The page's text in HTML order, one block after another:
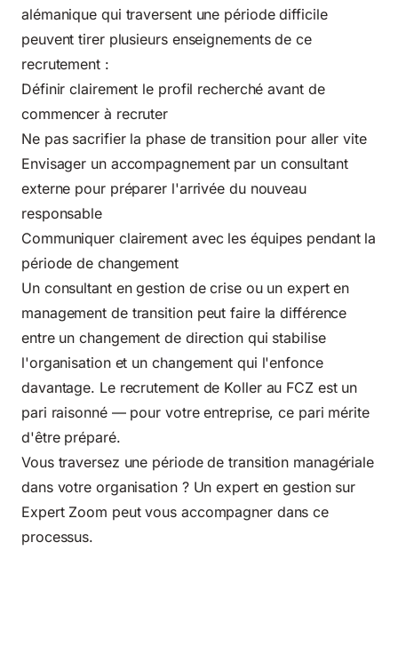
alémanique qui traversent une période difficile
peuvent tirer plusieurs enseignements de ce
recrutement :
Définir clairement le profil recherché avant de
commencer à recruter
Ne pas sacrifier la phase de transition pour aller vite
Envisager un accompagnement par un consultant
externe pour préparer l'arrivée du nouveau
responsable
Communiquer clairement avec les équipes pendant la
période de changement
Un consultant en gestion de crise ou un expert en
management de transition peut faire la différence
entre un changement de direction qui stabilise
l'organisation et un changement qui l'enfonce
davantage. Le recrutement de Koller au FCZ est un
pari raisonné — pour votre entreprise, ce pari mérite
d'être préparé.
Vous traversez une période de transition managériale
dans votre organisation ? Un expert en gestion sur
Expert Zoom peut vous accompagner dans ce
processus.